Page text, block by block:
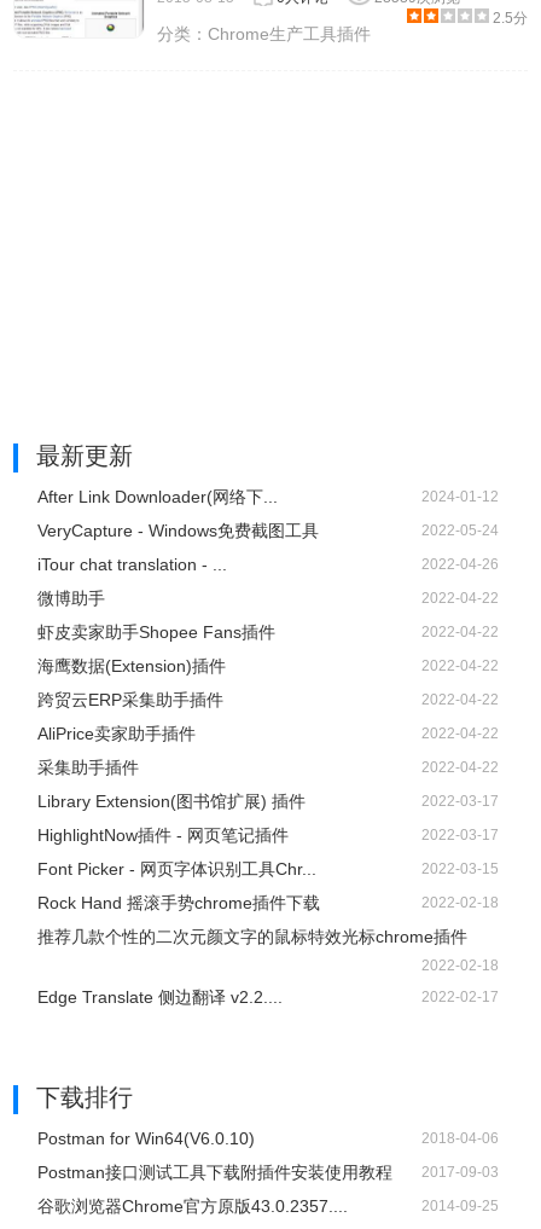
2.5分
分类：Chrome生产工具插件
最新更新
After Link Downloader(网络下... 2024-01-12
VeryCapture - Windows免费截图工具 2022-05-24
iTour chat translation - ... 2022-04-26
微博助手 2022-04-22
虾皮卖家助手Shopee Fans插件 2022-04-22
海鹰数据(Extension)插件 2022-04-22
跨贸云ERP采集助手插件 2022-04-22
AliPrice卖家助手插件 2022-04-22
采集助手插件 2022-04-22
Library Extension(图书馆扩展) 插件 2022-03-17
HighlightNow插件 - 网页笔记插件 2022-03-17
Font Picker - 网页字体识别工具Chr... 2022-03-15
Rock Hand 摇滚手势chrome插件下载 2022-02-18
推荐几款个性的二次元颜文字的鼠标特效光标chrome插件
2022-02-18
Edge Translate 侧边翻译 v2.2.... 2022-02-17
下载排行
Postman for Win64(V6.0.10) 2018-04-06
Postman接口测试工具下载附插件安装使用教程 2017-09-03
谷歌浏览器Chrome官方原版43.0.2357.... 2014-09-25